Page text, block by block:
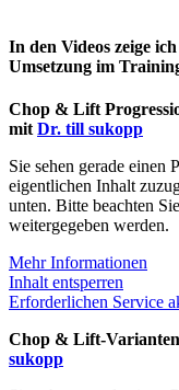
In den Videos zeige
Umsetzung im
Chop & Lift
mit Dr. till sukopp
Sie sehen gerade einen
eigentlichen Inhalt
unten. Bitte beachten
weitergegeben werden.
Mehr Informationen
Inhalt entsperren
Erforderlichen Service
Chop & Lift-
sukopp